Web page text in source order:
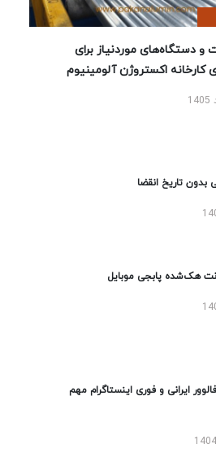
و دستگاه‌های موردنیاز برای
کارخانه اکستروژن آلومینیوم
بدون تاریخ انقضا
هک‌شده پابجی موبایل
ایرانی و فوری اینستاگرام مهم